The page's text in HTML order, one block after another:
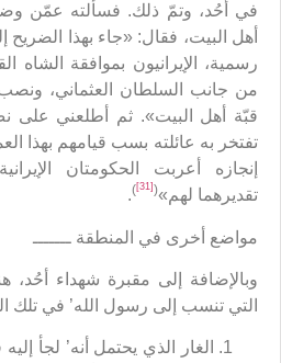
في أحُد، وتمّ ذلك. فسألته عمّن
أهل البيت، فقال: «جاء بهذا
رسمية، الإيرانيون بموافقة الشاه
من جانب السلطان العثماني،
قبّة أهل البيت». ثم أطلعني على
تفتخر به عائلته بسب قيامهم بهذا
إنجازه أعربت الحكومتان
تقديرهما لهم»(
[31]
)
.
مواضع أخرى في المنطقة ـــــــ
وبالإضافة إلى مقبرة شهداء
التي تنسب إلى رسول الله’ في تلك
الغار الذي يحتمل أنه’ لجأ